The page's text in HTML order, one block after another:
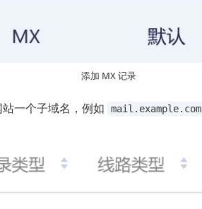
添加 MX 记录
站一个子域名，例如 mail.example.com